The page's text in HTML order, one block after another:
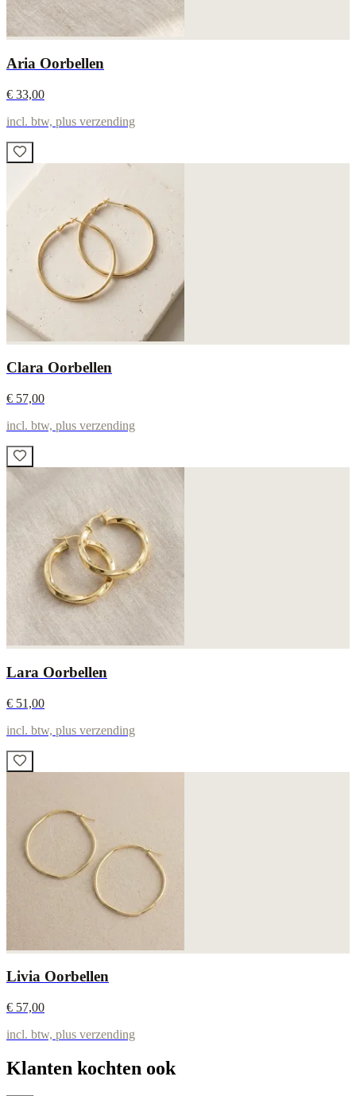
Aria Oorbellen
€ 33,00
incl. btw, plus verzending
Clara Oorbellen
€ 57,00
incl. btw, plus verzending
Lara Oorbellen
€ 51,00
incl. btw, plus verzending
Livia Oorbellen
€ 57,00
incl. btw, plus verzending
Klanten kochten ook